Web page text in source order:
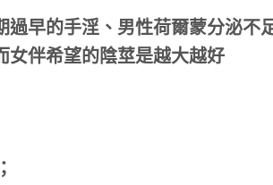
早的手淫、男性荷爾蒙分泌不
女伴希望的陰莖是越大越好